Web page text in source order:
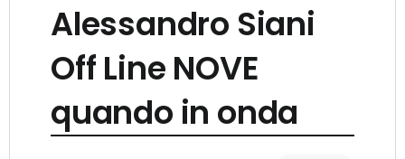
Alessandro Siani
Off Line NOVE
quando in onda